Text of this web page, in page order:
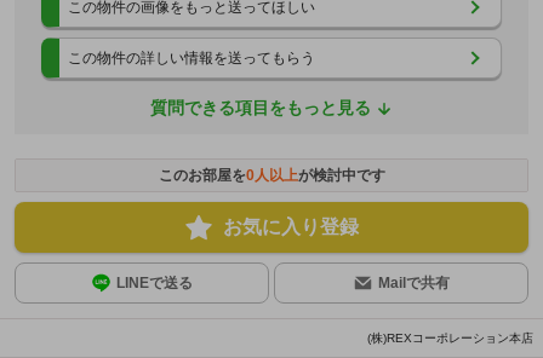
この物件の画像をもっと送ってほしい
この物件の詳しい情報を送ってもらう
質問できる項目をもっと見る
このお部屋を0人以上が検討中です
お気に入り登録
LINEで送る Mailで共有
(株)REXコーポレーション本店